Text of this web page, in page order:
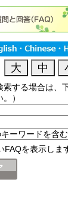
する場合は、
）
を表示しま